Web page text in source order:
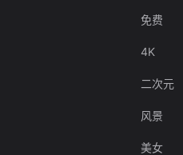
免费
4K
二次元
风景
美女